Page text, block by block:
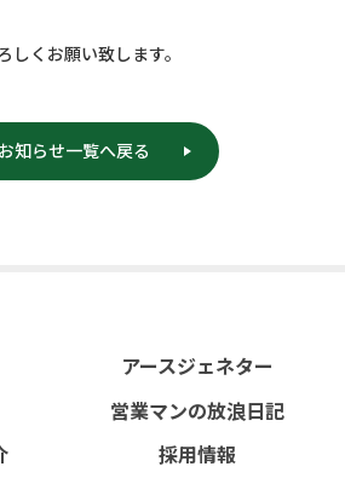
くお願い致します。
お知らせ一覧へ戻る
アースジェネター
営業マンの放浪日記
採用情報